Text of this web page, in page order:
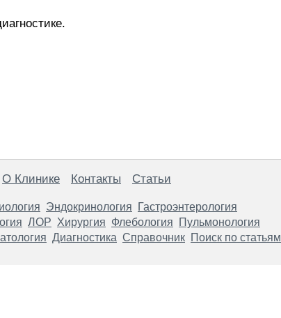
О Клинике Контакты Статьи
Эндокринология
Гастроэнтерология
ЛОР Хирургия Флебология
Пульмонология
Диагностика Справочник Поиск по статьям